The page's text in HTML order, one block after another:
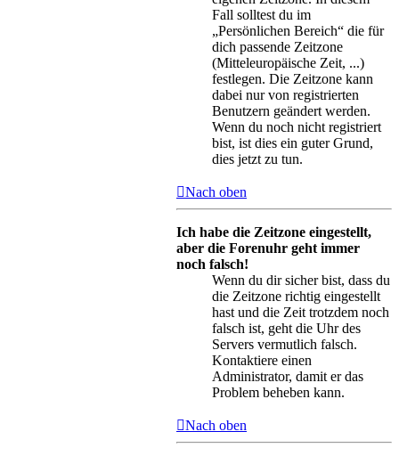
Fall solltest du im
„Persönlichen Bereich“ die für
dich passende Zeitzone
(Mitteleuropäische Zeit, ...)
festlegen. Die Zeitzone kann
dabei nur von registrierten
Benutzern geändert werden.
Wenn du noch nicht registriert
bist, ist dies ein guter Grund,
dies jetzt zu tun.
Nach oben
Ich habe die Zeitzone eingestellt,
aber die Forenuhr geht immer
noch falsch!
Wenn du dir sicher bist, dass du
die Zeitzone richtig eingestellt
hast und die Zeit trotzdem noch
falsch ist, geht die Uhr des
Servers vermutlich falsch.
Kontaktiere einen
Administrator, damit er das
Problem beheben kann.
Nach oben